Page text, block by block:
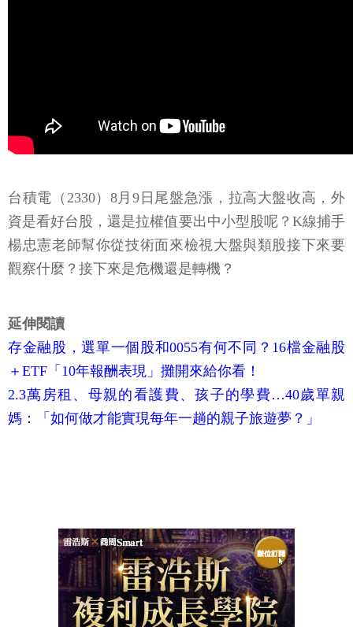
台積電（2330）8月9日尾盤急漲，拉高大盤收高，外
資是看好台股，還是拉權值要出中小型股呢？K線捕手
楊忠憲老師幫你從技術面來檢視大盤與類股接下來要
觀察什麼？接下來是危機還是轉機？
延伸閱讀
存金融股，選單一個股和0055有何不同？16檔金融股
＋ETF「10年報酬表現」攤開來給你看！
2.3萬房租、母親的看護費、孩子的學費…40歲單親
媽：「如何做才能實現每年一趟的親子旅遊夢？」